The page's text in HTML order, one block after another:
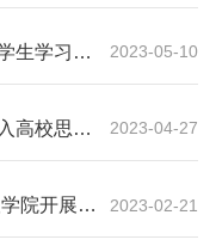
生学习贯
2023-05-10
高校思想
2023-04-27
院开展
2023-02-21